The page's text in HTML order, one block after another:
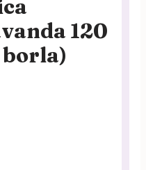
120
borla)